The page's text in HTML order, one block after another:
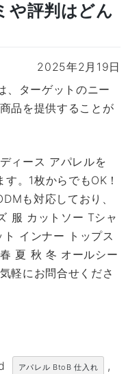
や評判はどん
2025年2月19日
、ターゲットのニー
品を提供することが
ィース アパレルを
。1枚からでもOK！
も対応しており、
服 カットソー Tシャ
インナー トップス
夏 秋 冬 オールシー
軽にお問合せくださ
アパレル BtoB 仕入れ ,